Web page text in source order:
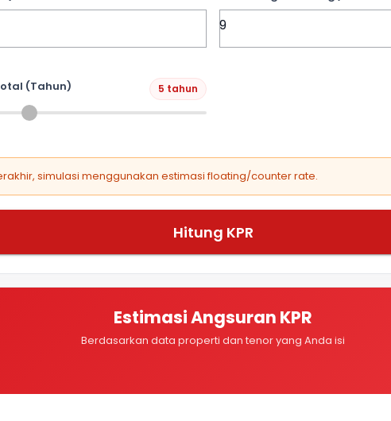
(Tahun) 5 tahun
simulasi menggunakan estimasi floating/counter rate.
Hitung KPR
Estimasi Angsuran KPR
Berdasarkan data properti dan tenor yang Anda isi